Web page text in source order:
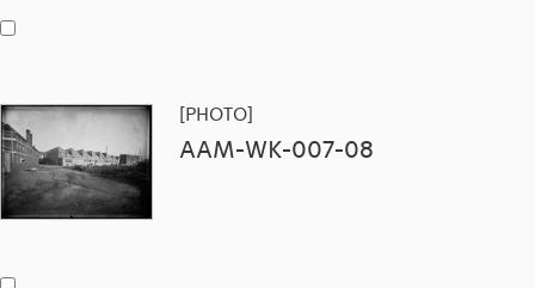
[PHOTO]
AAM-WK-007-08